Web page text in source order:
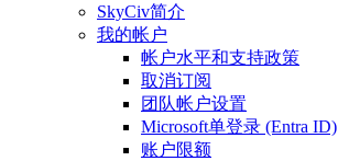
SkyCiv简介
我的帐户
帐户水平和支持政策
取消订阅
团队帐户设置
Microsoft单登录 (Entra ID)
账户限额